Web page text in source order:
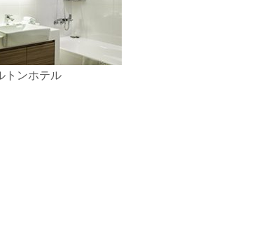
トンホテル